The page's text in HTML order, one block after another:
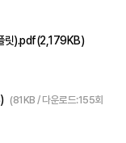
플릿).pdf(2,179KB)
(81KB / 다운로드:155회